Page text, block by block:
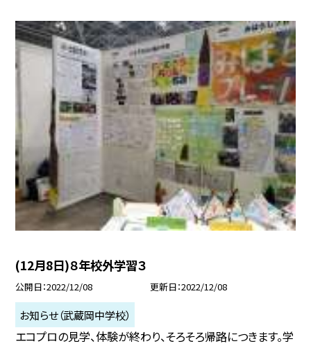
(12月8日)８年校外学習３
公開日 2022/12/08 更新日 2022/12/08
お知らせ（武蔵岡中学校）
エコプロの見学、体験が終わり、そろそろ帰路につきます。学